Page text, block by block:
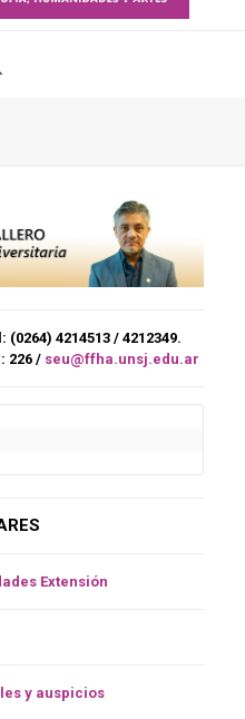
4214513 / 4212349.
226 / seu@ffha.unsj.edu.ar
Extensión
y auspicios